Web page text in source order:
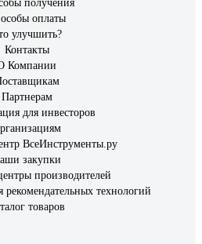
получения
оплаты
улучшить?
Контакты
Компании
Партнерам
для инвесторов
ВсеИнструменты.ру
закупки
производителей
технологий
товаров